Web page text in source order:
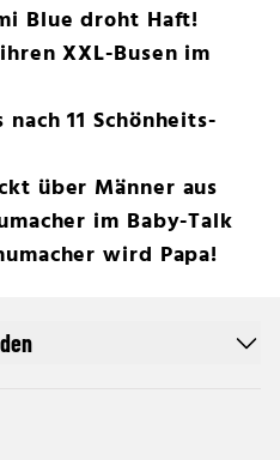
Blue droht Haft!
XXL-Busen im
11 Schönheits-
über Männer aus
im Baby-Talk
wird Papa!